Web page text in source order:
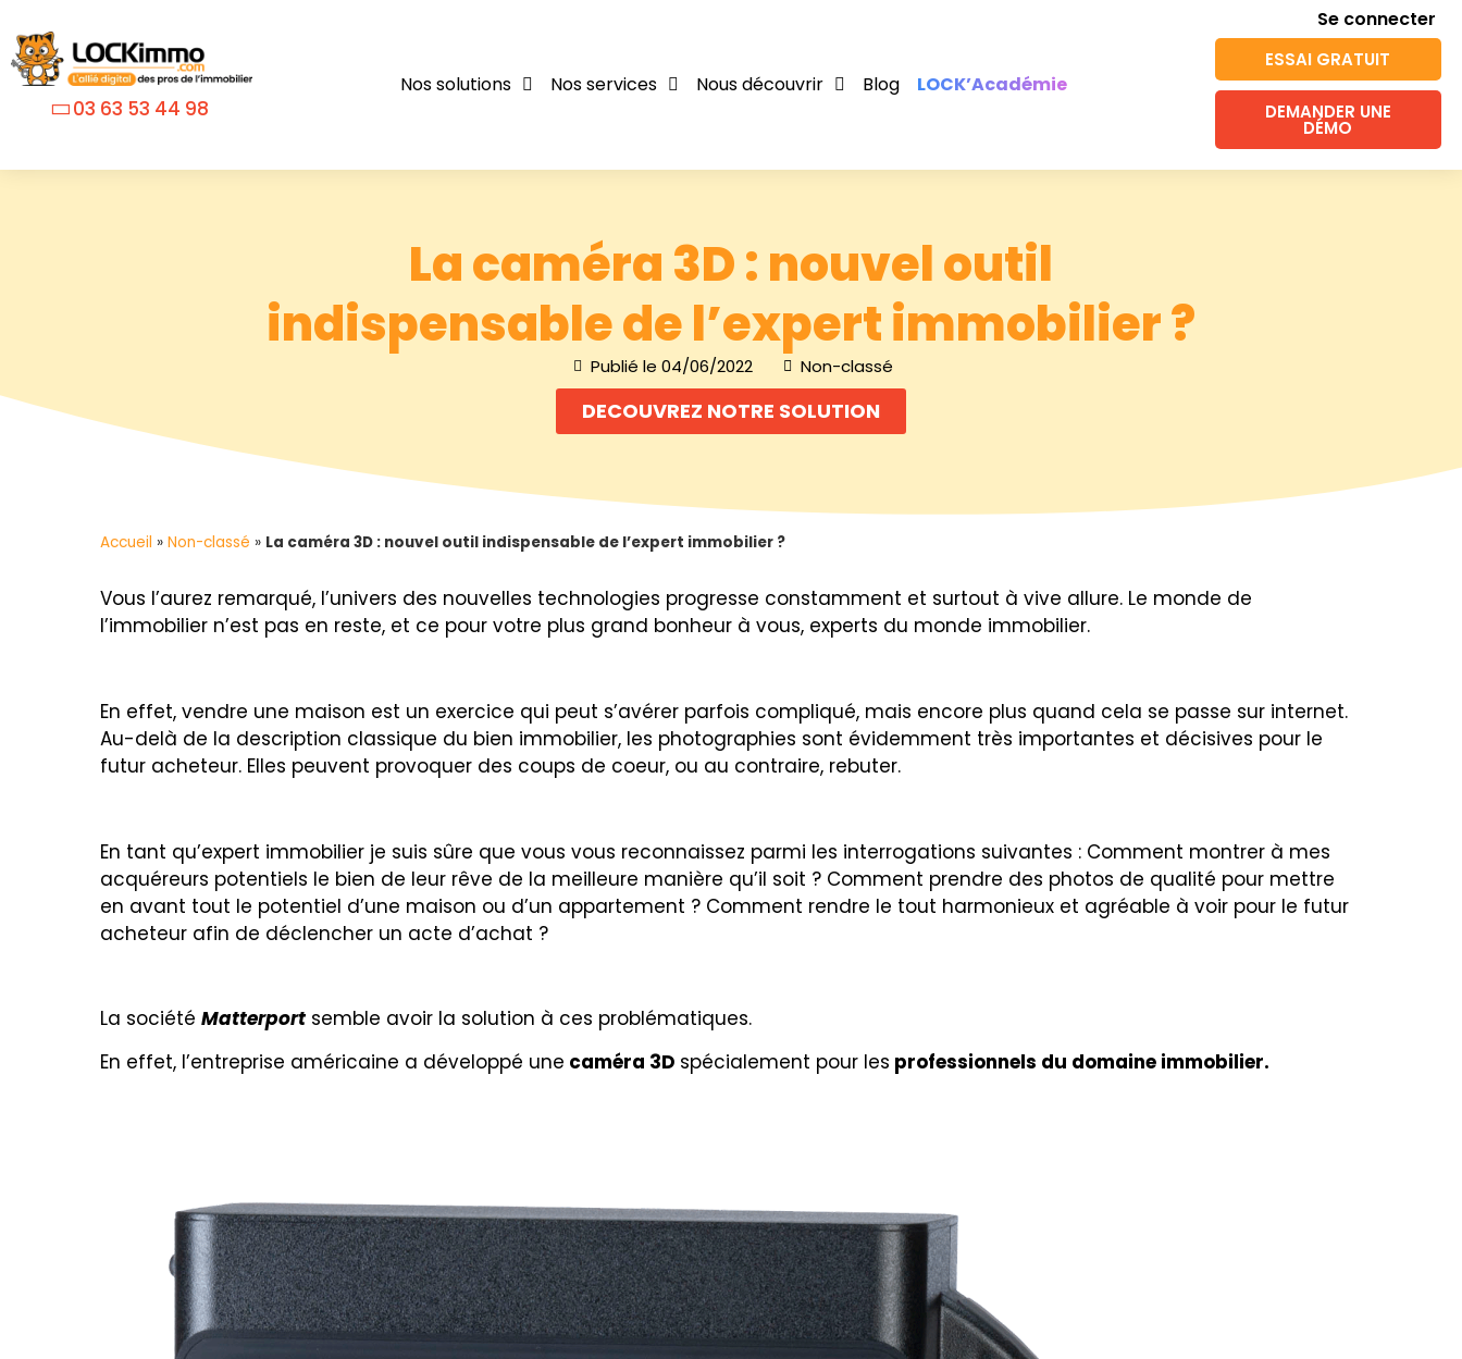
03 63 53 44 98
Nos solutions Nos services Nous découvrir Blog LOCK’Académie
Se connecter
ESSAI GRATUIT
DEMANDER UNE
DÉMO
La caméra 3D : nouvel outil
indispensable de l’expert immobilier ?
Publié le 04/06/2022 Non-classé
DECOUVREZ NOTRE SOLUTION
Accueil » Non-classé » La caméra 3D : nouvel outil indispensable de l’expert immobilier ?
Vous l’aurez remarqué, l’univers des nouvelles technologies progresse constamment et surtout à vive allure. Le monde de
l’immobilier n’est pas en reste, et ce pour votre plus grand bonheur à vous, experts du monde immobilier.
En effet, vendre une maison est un exercice qui peut s’avérer parfois compliqué, mais encore plus quand cela se passe sur internet.
Au-delà de la description classique du bien immobilier, les photographies sont évidemment très importantes et décisives pour le
futur acheteur. Elles peuvent provoquer des coups de coeur, ou au contraire, rebuter.
En tant qu’expert immobilier je suis sûre que vous vous reconnaissez parmi les interrogations suivantes : Comment montrer à mes
acquéreurs potentiels le bien de leur rêve de la meilleure manière qu’il soit ? Comment prendre des photos de qualité pour mettre
en avant tout le potentiel d’une maison ou d’un appartement ? Comment rendre le tout harmonieux et agréable à voir pour le futur
acheteur afin de déclencher un acte d’achat ?
La société Matterport semble avoir la solution à ces problématiques.
En effet, l’entreprise américaine a développé une caméra 3D spécialement pour les professionnels du domaine immobilier.